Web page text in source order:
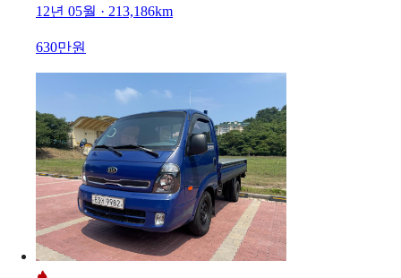
12년 05월 · 213,186km
630만원